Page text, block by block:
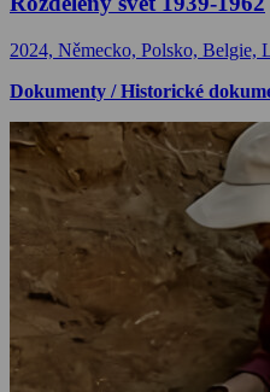
2024, Německo, Polsko, Belgie,
Dokumenty / Historické